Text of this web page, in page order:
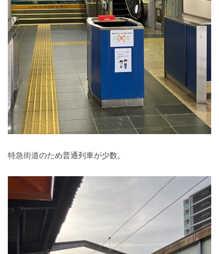
特急街道のため普通列車が少数。